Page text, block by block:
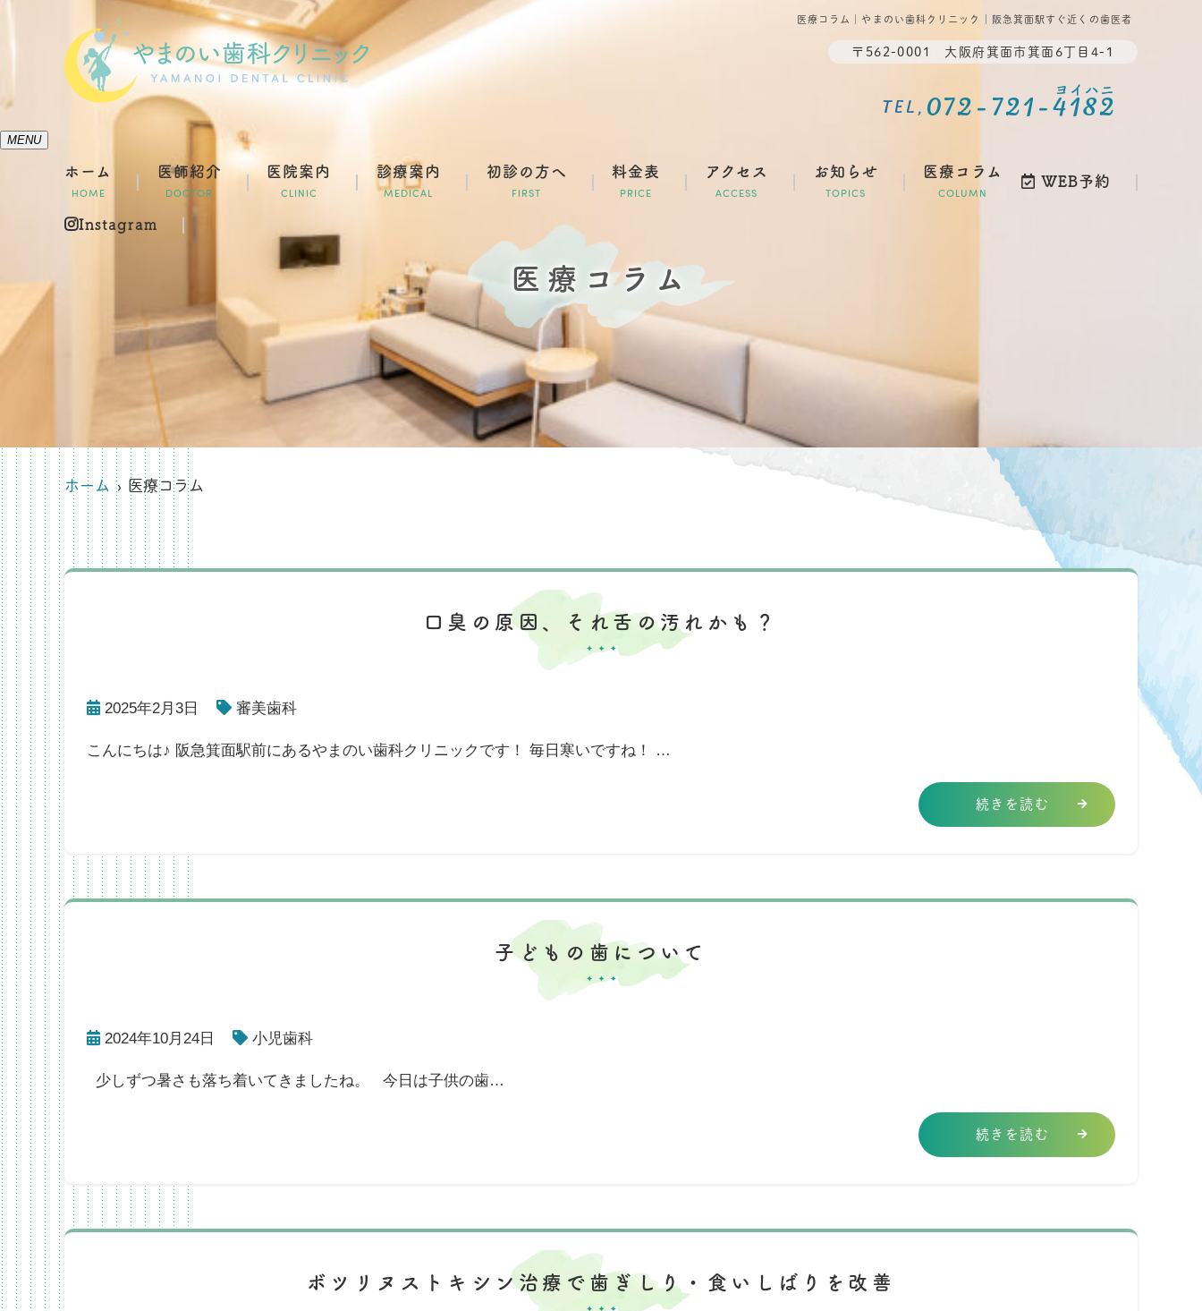
医療コラム｜やまのい歯科クリニック｜阪急箕面駅すぐ近くの歯医者
〒562-0001 大阪府箕面市箕面6丁目4-1
ヨイハニ
TEL, 072-721-4182
MENU
ホーム
HOME
医師紹介
DOCTOR
医院案内
CLINIC
診療案内
MEDICAL
初診の方へ
FIRST
料金表
PRICE
アクセス
ACCESS
お知らせ
TOPICS
医療コラム
COLUMN
WEB予約
Instagram
医療コラム
ホーム 医療コラム
口臭の原因、それ舌の汚れかも？
2025年2月3日 審美歯科
こんにちは♪ 阪急箕面駅前にあるやまのい歯科クリニックです！ 毎日寒いですね！ …
続きを読む
子どもの歯について
2024年10月24日 小児歯科
少しずつ暑さも落ち着いてきましたね。 今日は子供の歯…
続きを読む
ボツリヌストキシン治療で歯ぎしり・食いしばりを改善